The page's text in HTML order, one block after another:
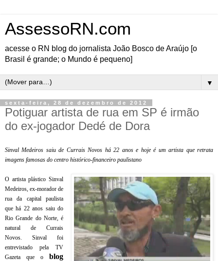
AssessoRN.com
acesse o RN blog do jornalista João Bosco de Araújo [o
Brasil é grande; o Mundo é pequeno]
▼
sexta-feira, 28 de dezembro de 2012
Potiguar artista de rua em SP é irmão
do ex-jogador Dedé de Dora
Sinval Medeiros saiu de Currais Novos há 22 anos e hoje é um artista que retrata
imagens famosas do centro histórico-financeiro paulistano
O artista plástico Sinval
Medeiros, ex-morador de
rua da capital paulista
que há 22 anos saiu do
Rio Grande do Norte, é
natural de Currais
Novos. Sinval foi
entrevistado pela TV
Gazeta que o blog